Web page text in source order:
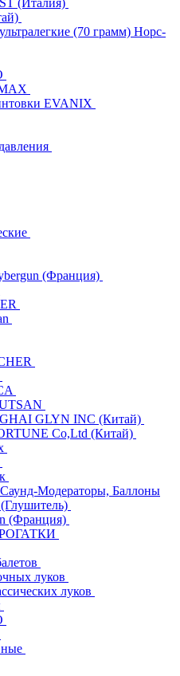
(70 грамм) Норс-
EVANIX
(Франция)
GLYN INC (Китай)
Co,Ltd (Китай)
Модераторы, Баллоны
(Франция)
луков
луков